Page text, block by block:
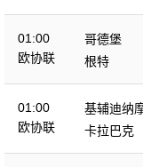
01:00
欧协联
哥德堡
根特
01:00
欧协联
基辅迪纳
卡拉巴克